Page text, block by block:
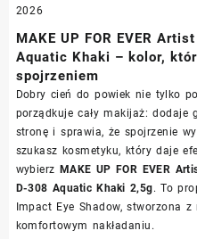
2026
MAKE UP FOR EVER
Aquatic Khaki – kolor,
spojrzeniem
Dobry cień do powiek nie tylko
porządkuje cały makijaż: dodaje
stronę i sprawia, że spojrzenie
szukasz kosmetyku, który daje
wybierz MAKE UP FOR EVER
D-308 Aquatic Khaki 2,5g. To
Impact Eye Shadow, stworzona
komfortowym nakładaniu.